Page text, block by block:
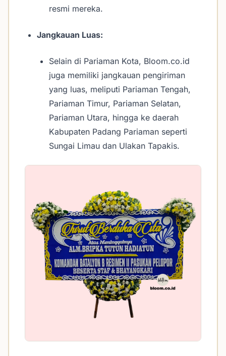
resmi mereka.
Jangkauan Luas:
Selain di Pariaman Kota, Bloom.co.id
juga memiliki jangkauan pengiriman
yang luas, meliputi Pariaman Tengah,
Pariaman Timur, Pariaman Selatan,
Pariaman Utara, hingga ke daerah
Kabupaten Padang Pariaman seperti
Sungai Limau dan Ulakan Tapakis.